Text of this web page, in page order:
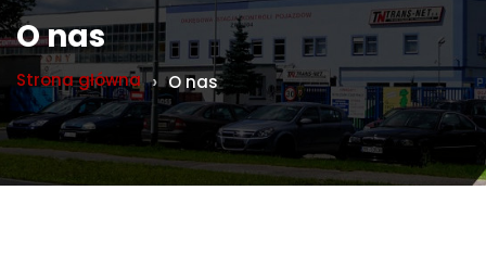
O nas
Strona główna O nas